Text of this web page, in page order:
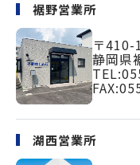
裾野営業所
〒410-
静岡県
TEL:
湖西営業所